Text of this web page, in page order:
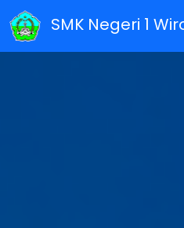
SMK Negeri 1